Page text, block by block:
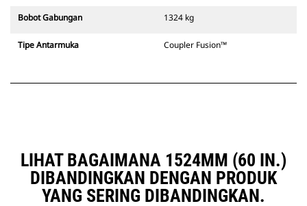
Bobot Gabungan 1324 kg
Tipe Antarmuka Coupler Fusion™
LIHAT BAGAIMANA 1524MM (60 IN.)
DIBANDINGKAN DENGAN PRODUK
YANG SERING DIBANDINGKAN.